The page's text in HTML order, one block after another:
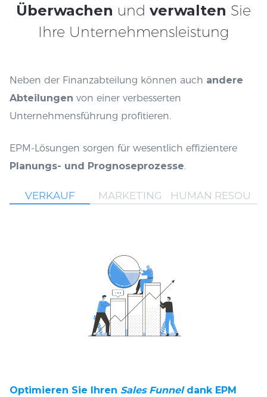
Überwachen und verwalten Sie
Ihre Unternehmensleistung
Neben der Finanzabteilung können auch andere
Abteilungen von einer verbesserten
Unternehmensführung profitieren.
EPM-Lösungen sorgen für wesentlich effizientere
Planungs- und Prognoseprozesse.
VERKAUF MARKETING HUMAN
Optimieren Sie Ihren Sales Funneldank EPM